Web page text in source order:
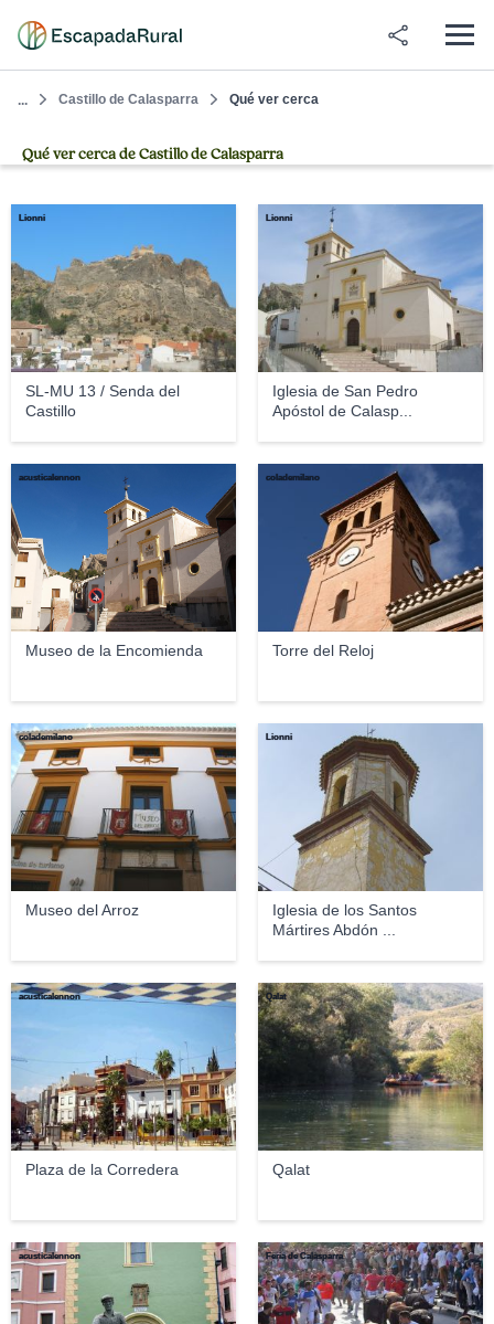
... Castillo de Calasparra Qué ver cerca
Qué ver cerca de Castillo de Calasparra
SL-MU 13 / Senda del
Castillo
Lionni
Iglesia de San Pedro
Apóstol de Calasp...
Lionni
Museo de la Encomienda
acusticalennon
Torre del Reloj
colademilano
Museo del Arroz
colademilano
Iglesia de los Santos
Mártires Abdón ...
Lionni
Plaza de la Corredera
acusticalennon
Qalat
Qalat
acusticalennon Feria de Calasparra